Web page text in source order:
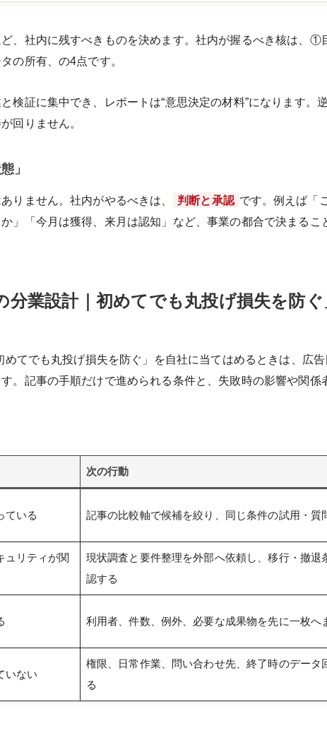
、社内に残すべきものを決めます。社内が握るべき核は
の所有、の4点です。
検証に集中でき、レポートは“意思決定の材料”になります
回りません。
」
りません。社内がやるべきは、 判断と承認 です。例えば「
」「今月は獲得、来月は認知」など、事業の都合で決まる
分業設計｜初めてでも丸投げ損失を防
めてでも丸投げ損失を防ぐ」を自社に当てはめるときは、広
。記事の手順だけで進められる条件と、失敗時の影響や関
次の行動
ている 記事の比較軸で候補を絞り、同じ条件の試用・質
ュリティが関
現状調査と要件整理を外部へ依頼し、移行・撤退
認する
利用者、件数、例外、必要な成果物を先に一枚へ
いない
権限、日常作業、問い合わせ先、終了時のデータ
る